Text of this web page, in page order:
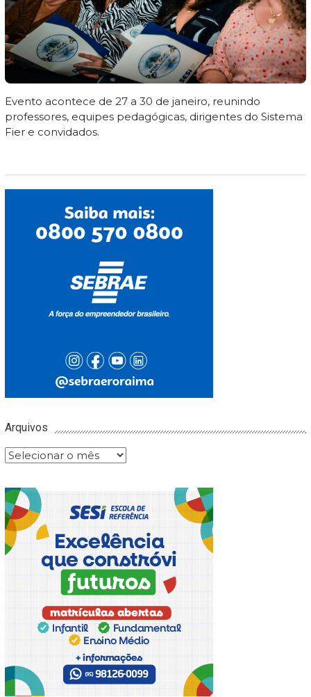
Evento acontece de 27 a 30 de janeiro, reunindo
professores, equipes pedagógicas, dirigentes do Sistema
Fier e convidados.
Arquivos
Arquivos